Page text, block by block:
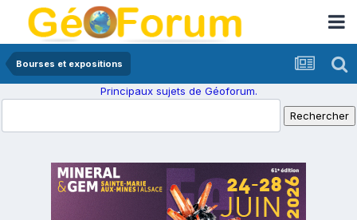
Bourses et expositions
Principaux sujets de Géoforum.